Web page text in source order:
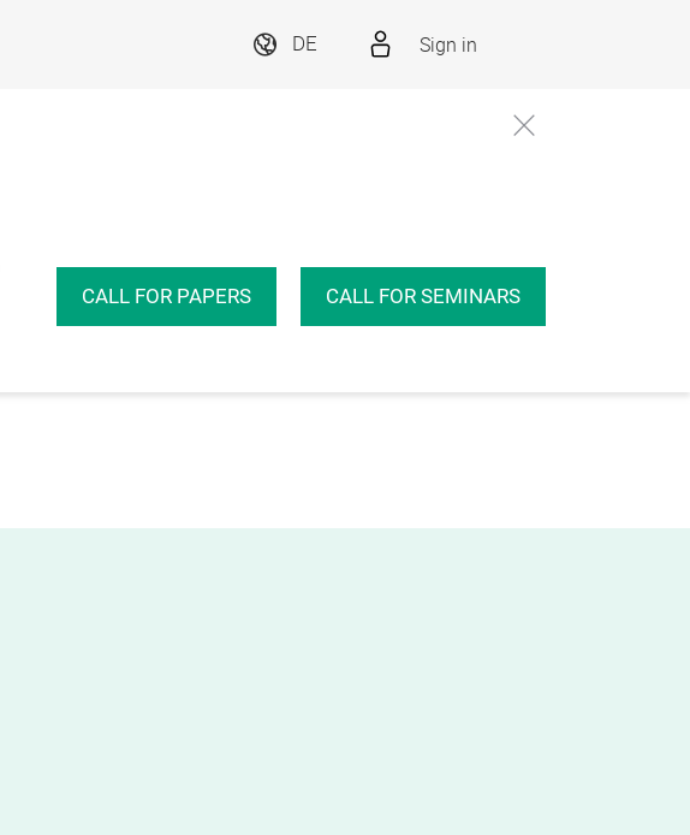
DE Sign in
CALL FOR PAPERS CALL FOR SEMINARS